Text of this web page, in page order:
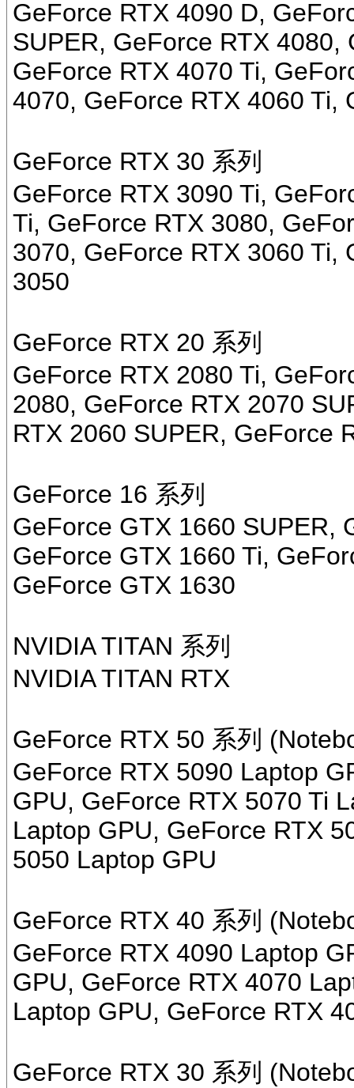
GeForce RTX 4090 D,
SUPER, GeForce RTX 4080,
GeForce RTX 4070 Ti,
4070, GeForce RTX 4060 Ti,
GeForce RTX 30 系列
GeForce RTX 3090 Ti,
Ti, GeForce RTX 3080,
3070, GeForce RTX 3060 Ti,
3050
GeForce RTX 20 系列
GeForce RTX 2080 Ti,
2080, GeForce RTX 2070
RTX 2060 SUPER, GeForce
GeForce 16 系列
GeForce GTX 1660 SUPER,
GeForce GTX 1660 Ti,
GeForce GTX 1630
NVIDIA TITAN 系列
NVIDIA TITAN RTX
GeForce RTX 50 系列
GeForce RTX 5090 Laptop
GPU, GeForce RTX 5070 Ti
Laptop GPU, GeForce RTX
5050 Laptop GPU
GeForce RTX 40 系列
GeForce RTX 4090 Laptop
GPU, GeForce RTX 4070
Laptop GPU, GeForce RTX
GeForce RTX 30 系列